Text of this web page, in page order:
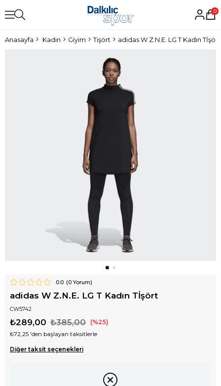
0
Anasayfa Kadın Giyim Tişört adidas W Z.N.E. LG T Kadın Tİşört
0.0 (0Yorum)
adidas W Z.N.E. LG T Kadın Tİşört
CW5742
₺385,00
₺289,00 25
₺72,25 'den başlayan taksitlerle
Diğer taksit seçenekleri